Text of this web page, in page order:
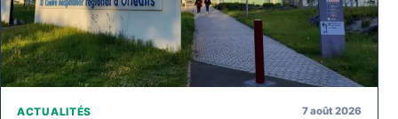
ACTUALITÉS 7 août 2026